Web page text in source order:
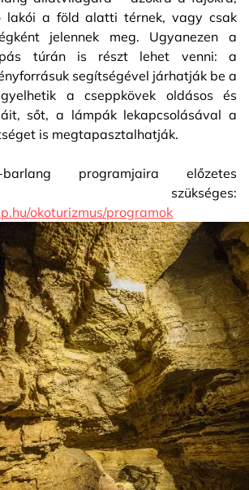
lakói a föld alatti térnek, vagy csak
jelennek meg. Ugyanezen a
túrán is részt lehet venni: a
segítségével járhatják be a
a cseppkövek oldásos és
sőt, a lámpák lekapcsolásával a
is megtapasztalhatják.
programjaira előzetes
szükséges:
okoturizmus/programok